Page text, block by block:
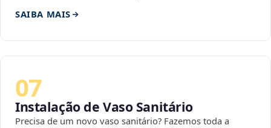
SAIBA MAIS
07
Instalação de Vaso Sanitário
Precisa de um novo vaso sanitário? Fazemos toda a